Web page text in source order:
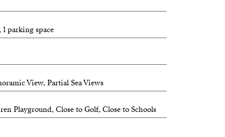
parking space
View, Partial Sea Views
Playground, Close to Golf, Close to Schools